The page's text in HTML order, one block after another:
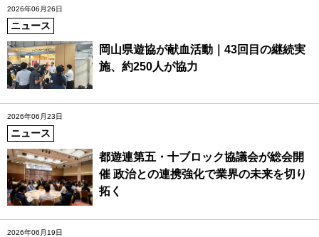
2026年06月26日
ニュース
岡山県遊協が献血活動｜43回目の継続実
施、約250人が協力
2026年06月23日
ニュース
都遊連第五・十ブロック協議会が総会開
催 政治との連携強化で業界の未来を切り
拓く
2026年06月19日